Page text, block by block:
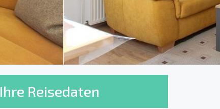
Ihre Reisedaten